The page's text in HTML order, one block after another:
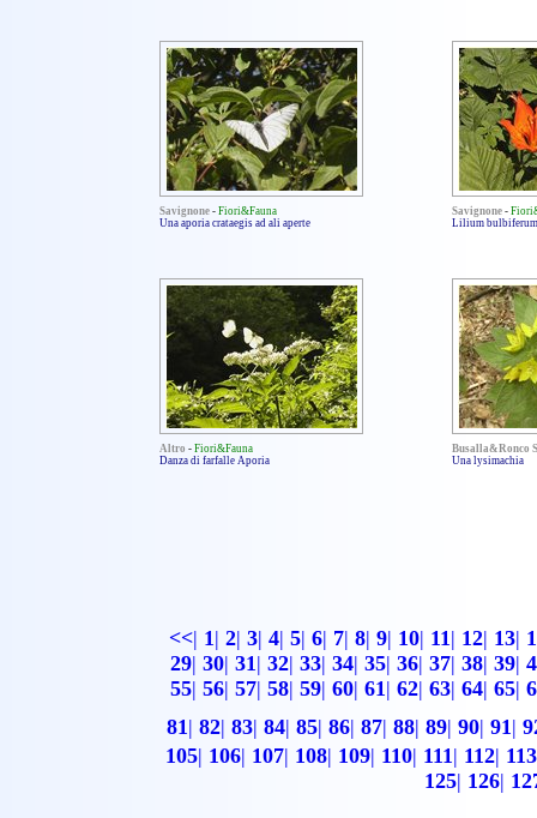
Savignone - Fiori&Fauna
Una aporia crataegis ad ali aperte
Savignone -
Lilium bulbiferum
Altro - Fiori&Fauna
Danza di farfalle Aporia
Busalla&Ronco
Una lysimachia
<<| 1| 2| 3| 4| 5| 6| 7| 8| 9| 10| 11| 12| 13|
29| 30| 31| 32| 33| 34| 35| 36| 37| 38| 39|
55| 56| 57| 58| 59| 60| 61| 62| 63| 64| 65|
81| 82| 83| 84| 85| 86| 87| 88| 89| 90| 91|
105| 106| 107| 108| 109| 110| 111| 112| 113
125| 126|